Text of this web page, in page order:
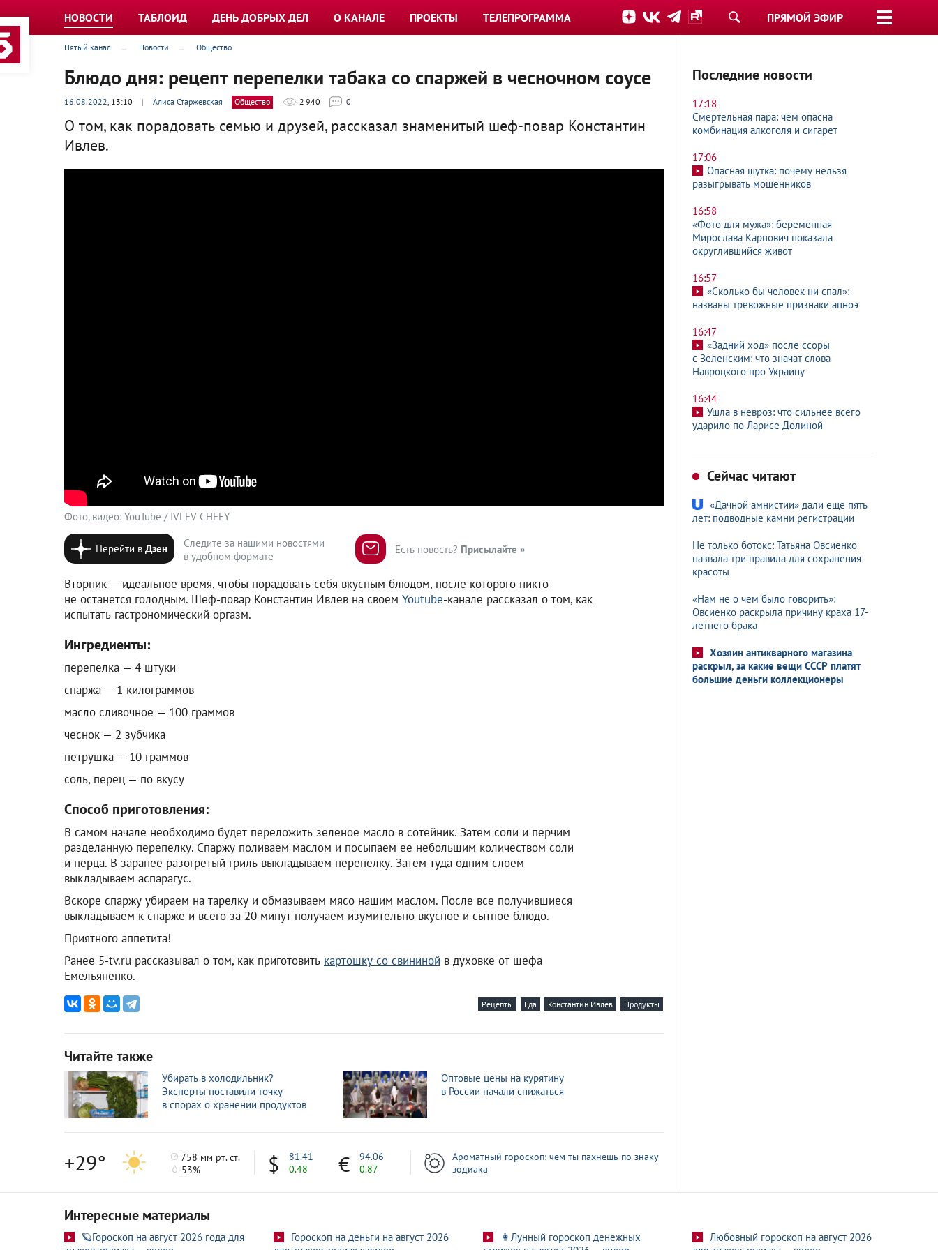
ПРЯМОЙ ЭФИР
НОВОСТИ ТАБЛОИД ДЕНЬ ДОБРЫХ ДЕЛ О КАНАЛЕ ПРОЕКТЫ ТЕЛЕПРОГРАММА
Пятый канал Новости Общество
Блюдо дня: рецепт перепелки табака со спаржей в чесночном соусе
16.08.2022, 13:10 | Алиса Старжевская Общество 2 940 0
О том, как порадовать семью и друзей, рассказал знаменитый шеф-повар Константин
Ивлев.
Фото, видео: YouTube / IVLEV CHEFY
Перейти вДзен
Следите за нашими новостями
в удобном формате
Есть новость? Присылайте »
Вторник — идеальное время, чтобы порадовать себя вкусным блюдом, после которого никто
не останется голодным. Шеф-повар Константин Ивлев на своем Youtube-канале рассказал о том, как
испытать гастрономический оргазм.
Ингредиенты:
перепелка — 4 штуки
спаржа — 1 килограммов
масло сливочное — 100 граммов
чеснок — 2 зубчика
петрушка — 10 граммов
соль, перец — по вкусу
Способ приготовления:
В самом начале необходимо будет переложить зеленое масло в сотейник. Затем соли и перчим
разделанную перепелку. Спаржу поливаем маслом и посыпаем ее небольшим количеством соли
и перца. В заранее разогретый гриль выкладываем перепелку. Затем туда одним слоем
выкладываем аспарагус.
Вскоре спаржу убираем на тарелку и обмазываем мясо нашим маслом. После все получившиеся
выкладываем к спарже и всего за 20 минут получаем изумительно вкусное и сытное блюдо.
Приятного аппетита!
Ранее 5-tv.ru рассказывал о том, как приготовить картошку со свининой в духовке от шефа
Емельяненко.
Рецепты Еда Константин Ивлев Продукты
Читайте также
Убирать в холодильник?
Эксперты поставили точку
в спорах о хранении продуктов
Оптовые цены на курятину
в России начали снижаться
+29°
758 мм рт. ст.
53%
81.41
0.48
94.06
0.87
Ароматный гороскоп: чем ты пахнешь по знаку
зодиака
Последние новости
17:18
Смертельная пара: чем опасна
комбинация алкоголя и сигарет
17:06
Опасная шутка: почему нельзя
разыгрывать мошенников
16:58
«Фото для мужа»: беременная
Мирослава Карпович показала
округлившийся живот
16:57
«Сколько бы человек ни спал»:
названы тревожные признаки апноэ
16:47
«Задний ход» после ссоры
с Зеленским: что значат слова
Навроцкого про Украину
16:44
Ушла в невроз: что сильнее всего
ударило по Ларисе Долиной
Сейчас читают
«Дачной амнистии» дали еще пять
лет: подводные камни регистрации
Не только ботокс: Татьяна Овсиенко
назвала три правила для сохранения
красоты
«Нам не о чем было говорить»:
Овсиенко раскрыла причину краха 17-
летнего брака
Хозяин антикварного магазина
раскрыл, за какие вещи СССР платят
большие деньги коллекционеры
Интересные материалы
🪐Гороскоп на август 2026 года для
Гороскоп на деньги на август 2026
👩Лунный гороскоп денежных
Любовный гороскоп на август 2026